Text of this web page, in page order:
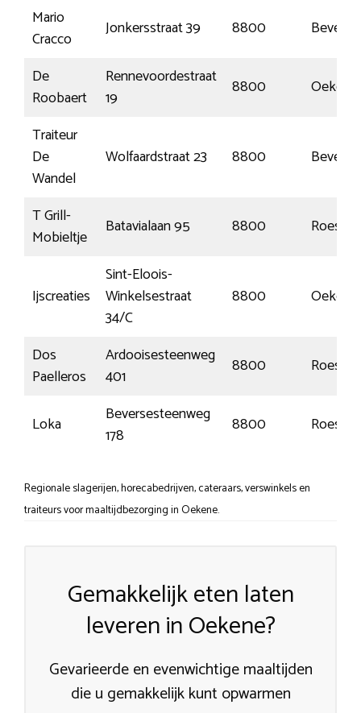
Mario
Cracco
Jonkersstraat 39 8800
Beveren
De
Roobaert
Rennevoordestraat
19
8800
Oekene
Traiteur
De
Wandel
Wolfaardstraat 23 8800 Beveren
T Grill-
Mobieltje
Batavialaan 95 8800
Ijscreaties
Sint-Eloois-
Winkelsestraat
34/C
8800 Oekene
Dos
Paelleros
Ardooisesteenweg
401
8800
Loka
Beversesteenweg
178
8800
Regionale slagerijen, horecabedrijven, cateraars, verswinkels en
traiteurs voor maaltijdbezorging in Oekene.
Gemakkelijk eten laten
leveren in Oekene?
Gevarieerde en evenwichtige maaltijden
die u gemakkelijk kunt opwarmen